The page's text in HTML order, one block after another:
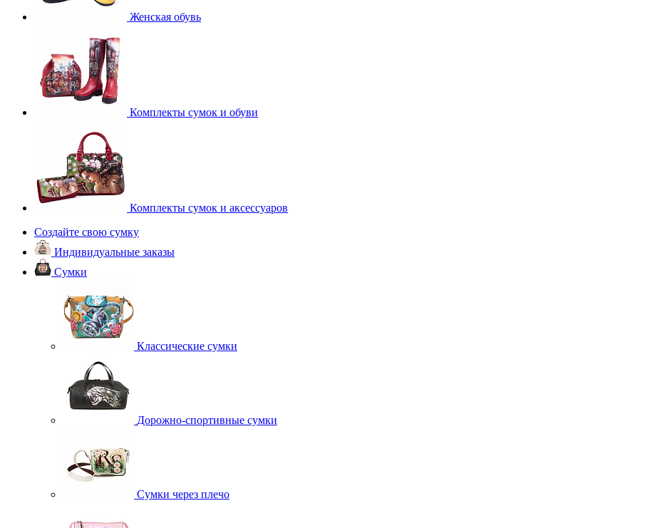
Женская обувь
Комплекты сумок и обуви
Комплекты сумок и аксессуаров
Создайте свою сумку
Индивидуальные заказы
Сумки
Классические сумки
Дорожно-спортивные сумки
Сумки через плечо